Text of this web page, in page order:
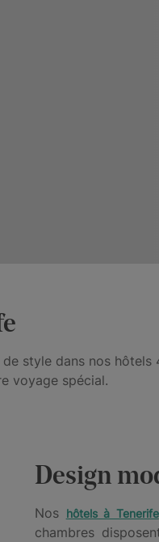
style dans nos
voyage spécial.
Design
Nos hôtels à Tenerife
chambres